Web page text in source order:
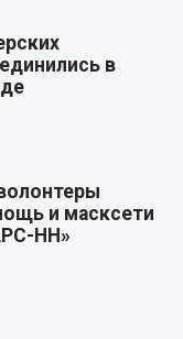
в
и масксети
НН»